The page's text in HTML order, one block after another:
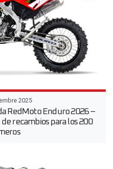
2025
RedMoto Enduro 2026 –
recambios para los 200